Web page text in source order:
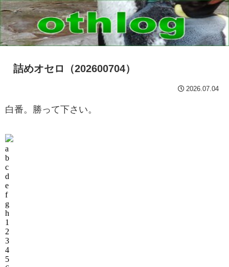
詰めオセロ（202600704）
2026.07.04
白番。勝って下さい。